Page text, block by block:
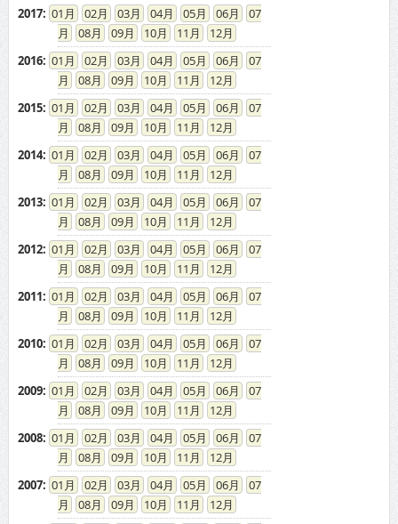
2016: 01 02 03 04 05 06
07
08
09 10 11
12
2015: 01 02 03 04 05 06
07
08
09 10 11
12
2014: 01 02 03 04 05 06
07
08
09 10 11
12
2013: 01 02 03 04 05 06
07
08
09 10 11
12
2012: 01 02 03 04 05 06
07
08
09 10 11
12
2011: 01 02 03 04 05 06
07
08
09 10 11
12
2010: 01 02 03 04 05 06
07
08
09 10 11
12
2009: 01 02 03 04 05 06
07
08
09 10 11
12
2008: 01 02 03 04 05 06
07
08
09 10 11
12
2007: 01 02 03 04 05 06
07
08
09 10 11
12
2006: 01 02 03 04 05 06
07
08
09 10 11
12